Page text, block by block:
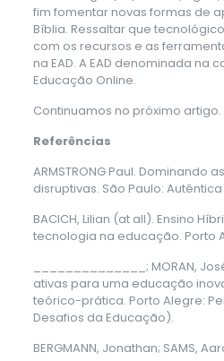
fim fomentar novas formas de
Bíblia. Ressaltar que
com os recursos e as
na EAD. A EAD denominada
Educação Online.
Continuamos no próximo artigo.
Referências
ARMSTRONG Paul. Dominando
disruptivas. São Paulo: Autêntica
BACICH, Lilian (at all). Ensino
tecnologia na educação. Porto
______________; MORAN,
ativas para uma educação
teórico-prática. Porto Alegre:
Desafios da Educação).
BERGMANN, Jonathan; SAMS,